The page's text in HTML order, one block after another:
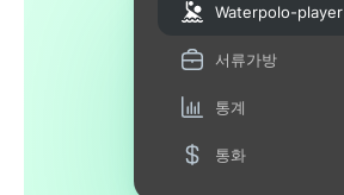
Waterpolo-player
서류가방
통계
통화